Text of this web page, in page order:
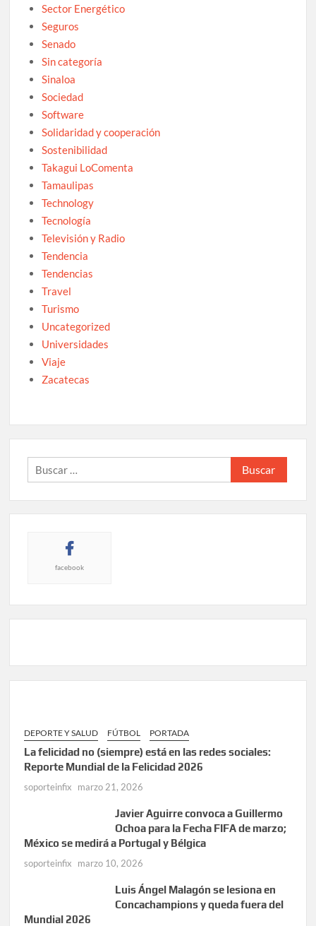
Sector Energético
Seguros
Senado
Sin categoría
Sinaloa
Sociedad
Software
Solidaridad y cooperación
Sostenibilidad
Takagui LoComenta
Tamaulipas
Technology
Tecnología
Televisión y Radio
Tendencia
Tendencias
Travel
Turismo
Uncategorized
Universidades
Viaje
Zacatecas
Buscar:
facebook
DEPORTE Y SALUD FÚTBOL PORTADA
La felicidad no (siempre) está en las redes sociales:
Reporte Mundial de la Felicidad 2026
soporteinfix marzo 21, 2026
Javier Aguirre convoca a Guillermo
Ochoa para la Fecha FIFA de marzo;
México se medirá a Portugal y Bélgica
soporteinfix marzo 10, 2026
Luis Ángel Malagón se lesiona en
Concachampions y queda fuera del
Mundial 2026